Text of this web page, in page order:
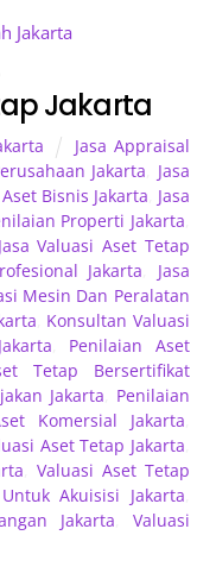
Jakarta
Jasa Appraisal
Jakarta
Jasa
Bisnis Jakarta Jasa
Properti Jakarta
Jasa Valuasi Aset Tetap
Jakarta
Jasa
Mesin Dan Peralatan
Konsultan Valuasi
Penilaian Aset
Tetap Bersertifikat
Jakarta
Penilaian
Komersial Jakarta
Aset Tetap Jakarta
Valuasi Aset Tetap
Akuisisi Jakarta
Jakarta
Valuasi